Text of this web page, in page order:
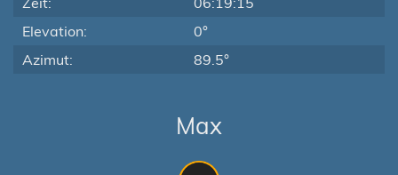
Elevation:
0°
Azimut:
89.5°
Max